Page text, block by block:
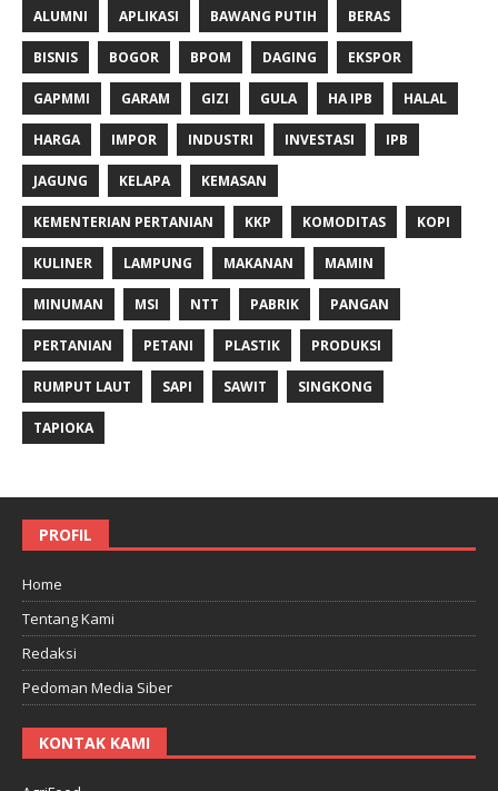
ALUMNI APLIKASI BAWANG PUTIH BERAS
BISNIS BOGOR BPOM DAGING EKSPOR
GAPMMI GARAM GIZI GULA HA IPB HALAL
HARGA IMPOR INDUSTRI INVESTASI IPB
JAGUNG KELAPA KEMASAN
KEMENTERIAN PERTANIAN KKP KOMODITAS KOPI
KULINER LAMPUNG MAKANAN MAMIN
MINUMAN MSI NTT PABRIK PANGAN
PERTANIAN PETANI PLASTIK PRODUKSI
RUMPUT LAUT SAPI SAWIT SINGKONG
TAPIOKA
PROFIL
Home
Tentang Kami
Redaksi
Pedoman Media Siber
KONTAK KAMI